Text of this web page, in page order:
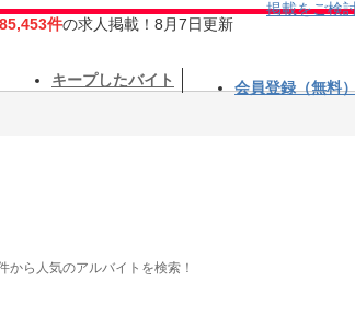
件の求人掲載！8月7日更新
掲載をご検
キープしたバイト 会員登録（無料
ら人気のアルバイトを検索！